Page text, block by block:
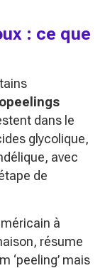
: ce que
dans le
glycolique,
avec
de
à
résume
‘peeling’ mais